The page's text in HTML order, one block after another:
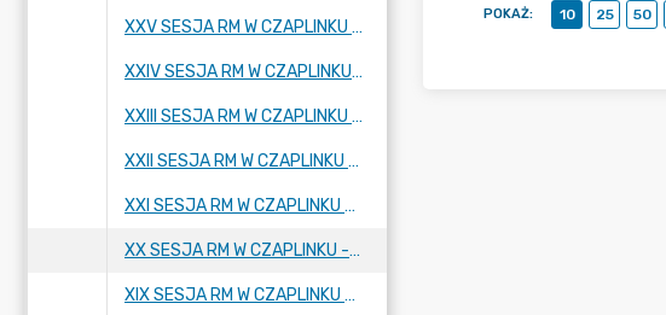
XXV SESJA RM W CZAPLINKU - 15.10.2020 R.
XXIV SESJA RM W CZAPLINKU - 24.09.2020 R.
XXIII SESJA RM W CZAPLINKU - 27.08.2020 R.
XXII SESJA RM W CZAPLINKU - 02.07.2020 R.
XXI SESJA RM W CZAPLINKU - 28.05,2020 R.
XX SESJA RM W CZAPLINKU - 30.04.2020 R.
XIX SESJA RM W CZAPLINKU - 26.03.2020 R.
POKAŻ: 10 25 50